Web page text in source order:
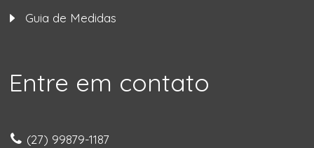
Guia de Medidas
Entre em contato
(27) 99879-1187